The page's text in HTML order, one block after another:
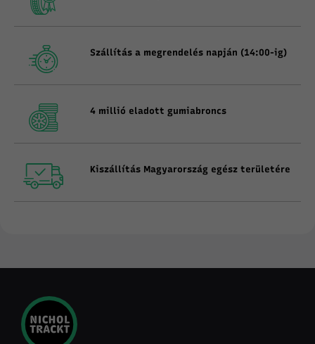
Szállítás a megrendelés napján (14:00-ig)
4 millió eladott gumiabroncs
Kiszállítás Magyarország egész területére